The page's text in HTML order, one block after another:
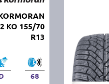
KO 155/70
R13
68